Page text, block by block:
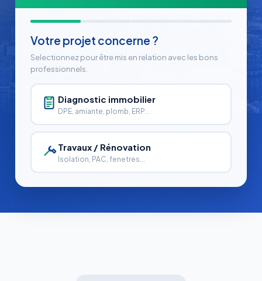
Votre projet concerne ?
Selectionnez pour être mis en relation avec les bons
professionnels.
Diagnostic immobilier
DPE, amiante, plomb, ERP...
Travaux / Rénovation
Isolation, PAC, fenetres...